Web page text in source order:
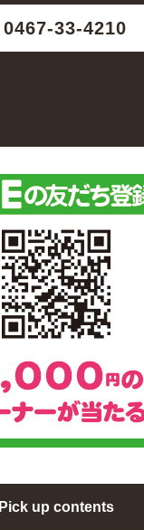
0467-33-4210
Pick up contents